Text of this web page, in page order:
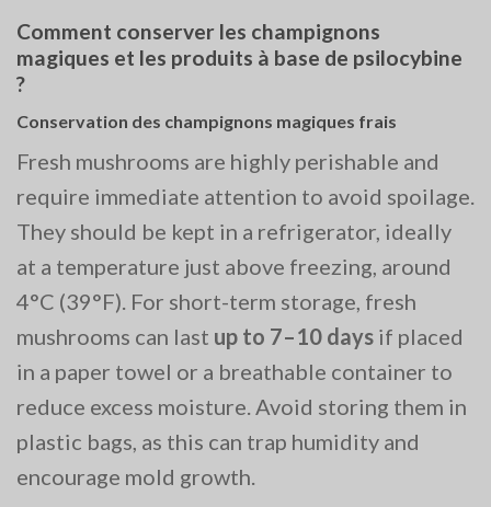
Comment conserver les champignons
magiques et les produits à base de psilocybine
?
Conservation des champignons magiques frais
Fresh mushrooms are highly perishable and
require immediate attention to avoid spoilage.
They should be kept in a refrigerator, ideally
at a temperature just above freezing, around
4°C (39°F). For short-term storage, fresh
mushrooms can last up to 7–10 days if placed
in a paper towel or a breathable container to
reduce excess moisture. Avoid storing them in
plastic bags, as this can trap humidity and
encourage mold growth​.